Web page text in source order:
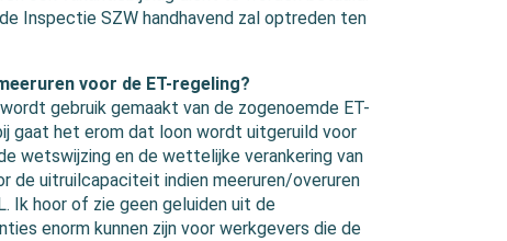
Inspectie SZW handhavend zal optreden ten
voor de ET-regeling?
gebruik gemaakt van de zogenoemde ET-
gaat het erom dat loon wordt uitgeruild voor
wetswijzing en de wettelijke verankering van
de uitruilcapaciteit indien meeruren/overuren
Ik hoor of zie geen geluiden uit de
enorm kunnen zijn voor werkgevers die de